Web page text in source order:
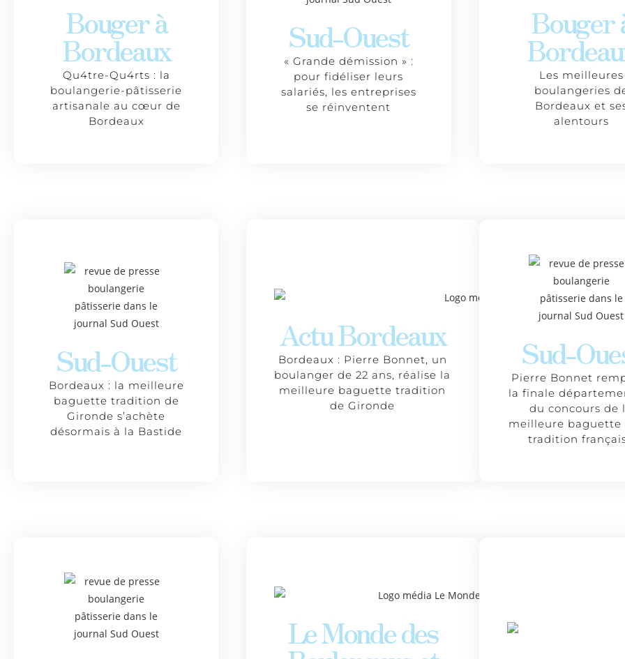
Bouger à
Bordeaux
Qu4tre-Qu4rts : la
boulangerie-pâtisserie
artisanale au cœur de
Bordeaux
Sud-Ouest
« Grande démission » :
pour fidéliser leurs
salariés, les entreprises
se réinventent
Bouger
Les meilleures
boulangeries
Bordeaux et
alentours
Sud-Ouest
Bordeaux : la meilleure
baguette tradition de
Gironde s’achète
désormais à la Bastide
Actu Bordeaux
Bordeaux : Pierre Bonnet, un
boulanger de 22 ans, réalise la
meilleure baguette tradition
de Gironde
Sud-
Pierre Bonnet
la finale
du concours de
meilleure baguette
tradition
Le Monde des